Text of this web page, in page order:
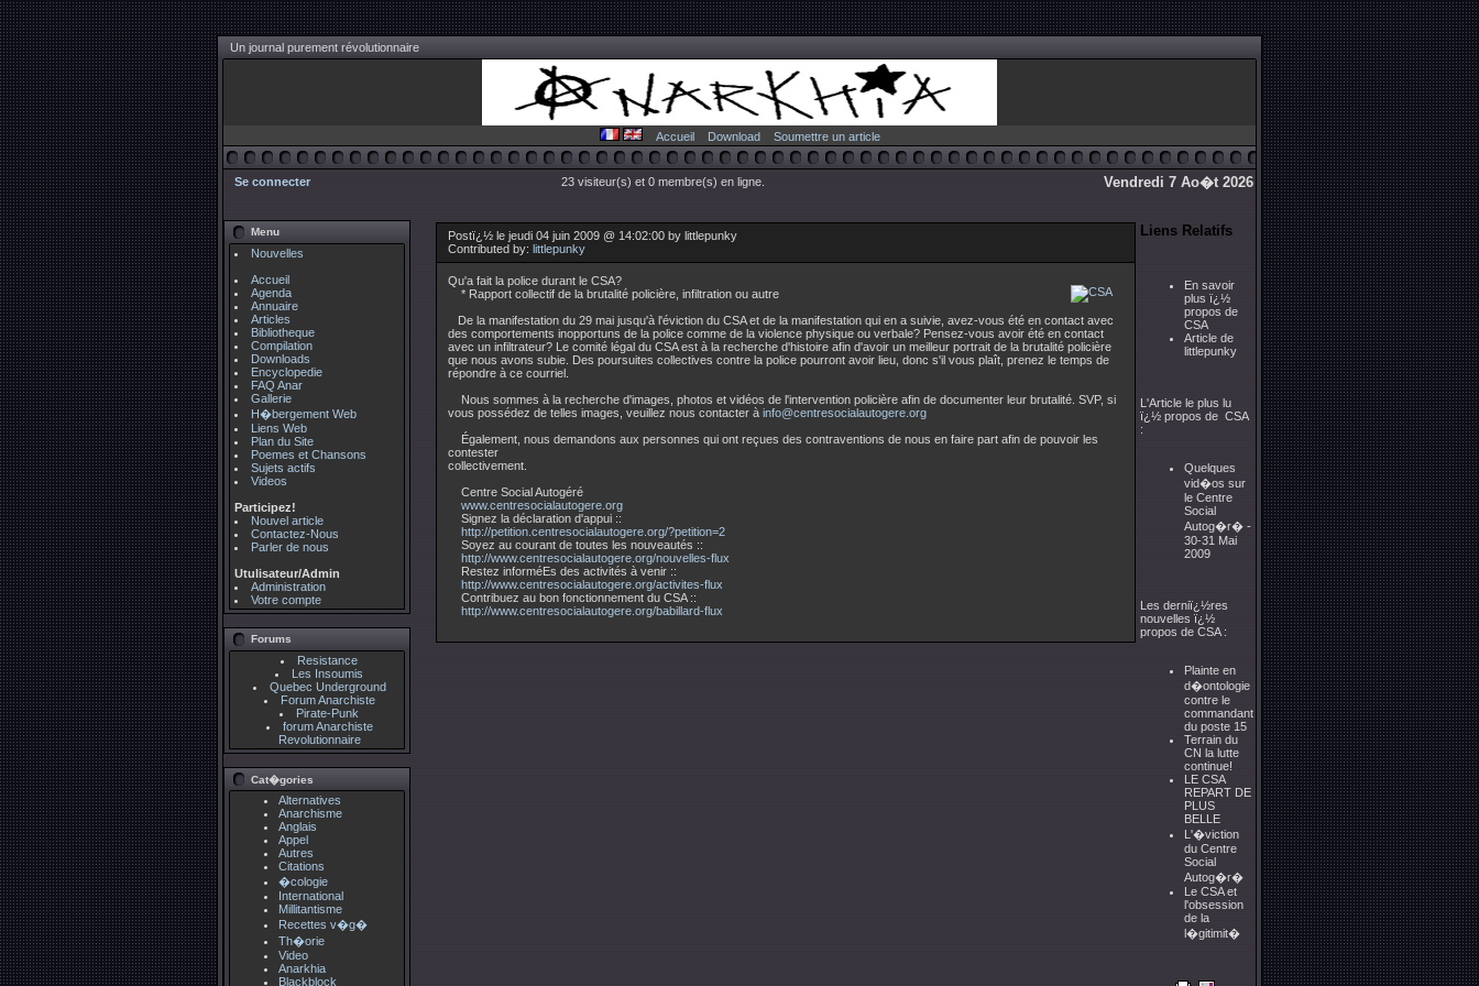
Un journal purement révolutionnaire
Accueil Download Soumettre un article
Se connecter 23 visiteur(s) et 0 membre(s) en ligne. Vendredi 7 Ao�t 2026
Menu
Nouvelles
Accueil
Agenda
Annuaire
Articles
Bibliotheque
Compilation
Downloads
Encyclopedie
FAQ Anar
Gallerie
H�bergement Web
Liens Web
Plan du Site
Poemes et Chansons
Sujets actifs
Videos
Participez!
Nouvel article
Contactez-Nous
Parler de nous
Utulisateur/Admin
Administration
Votre compte
Forums
Resistance
Les Insoumis
Quebec Underground
Forum Anarchiste
Pirate-Punk
forum Anarchiste
Revolutionnaire
Cat�gories
Alternatives
Anarchisme
Anglais
Appel
Autres
Citations
�cologie
International
Millitantisme
Recettes v�g�
Th�orie
Video
Anarkhia
Blackblock
Postï¿½ le jeudi 04 juin 2009 @ 14:02:00 by littlepunky
Contributed by: littlepunky
Qu'a fait la police durant le CSA?
* Rapport collectif de la brutalité policière, infiltration ou autre
De la manifestation du 29 mai jusqu'à l'éviction du CSA et de la manifestation qui en a suivie, avez-vous été en contact avec
des comportements inopportuns de la police comme de la violence physique ou verbale? Pensez-vous avoir été en contact
avec un infiltrateur? Le comité légal du CSA est à la recherche d'histoire afin d'avoir un meilleur portrait de la brutalité policière
que nous avons subie. Des poursuites collectives contre la police pourront avoir lieu, donc s'il vous plaît, prenez le temps de
répondre à ce courriel.
Nous sommes à la recherche d'images, photos et vidéos de l'intervention policière afin de documenter leur brutalité. SVP, si
vous possédez de telles images, veuillez nous contacter à info@centresocialautogere.org
Également, nous demandons aux personnes qui ont reçues des contraventions de nous en faire part afin de pouvoir les
contester
collectivement.
Centre Social Autogéré
www.centresocialautogere.org
Signez la déclaration d'appui ::
http://petition.centresocialautogere.org/?petition=2
Soyez au courant de toutes les nouveautés ::
http://www.centresocialautogere.org/nouvelles-flux
Restez informéEs des activités à venir ::
http://www.centresocialautogere.org/activites-flux
Contribuez au bon fonctionnement du CSA ::
http://www.centresocialautogere.org/babillard-flux
Liens Relatifs
En savoir
plus ï¿½
propos de
CSA
Article de
littlepunky
L'Article le plus lu
ï¿½ propos de CSA
:
Quelques
vid�os sur
le Centre
Social
Autog�r� -
30-31 Mai
2009
Les derniï¿½res
nouvelles ï¿½
propos de CSA :
Plainte en
d�ontologie
contre le
commandant
du poste 15
Terrain du
CN la lutte
continue!
LE CSA
REPART DE
PLUS
BELLE
L'�viction
du Centre
Social
Autog�r�
Le CSA et
l'obsession
de la
l�gitimit�